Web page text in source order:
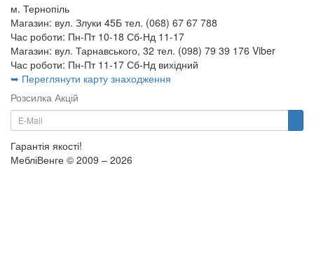
м. Тернопіль
Магазин: вул. Злуки 45Б тел. (068) 67 67 788
Час роботи: Пн-Пт 10-18 Сб-Нд 11-17
Магазин: вул. Тарнавського, 32 тел. (098) 79 39 176 Viber
Час роботи: Пн-Пт 11-17 Сб-Нд вихідний
➥ Переглянути карту знаходження
Розсилка Акцій
Гарантія якості!
МебліВенге © 2009 – 2026